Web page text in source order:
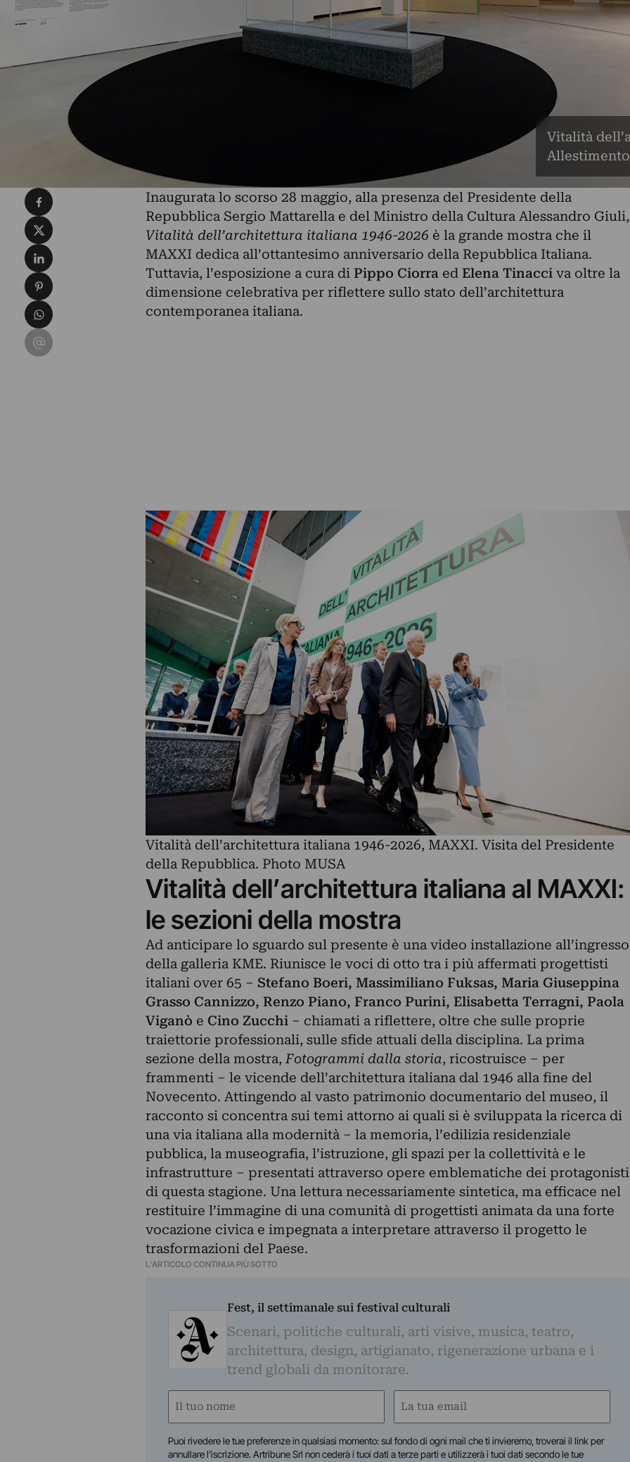
Vitalità
Inaugurata lo scorso 28 maggio, alla presenza del Presidente della
Repubblica Sergio Mattarella e del Ministro della Cultura Alessandro Giuli,
Vitalità dell’architettura italiana 1946-2026 è la grande mostra che il
MAXXI dedica all’ottantesimo anniversario della Repubblica Italiana.
Tuttavia, l’esposizione a cura di Pippo Ciorraed Elena Tinacciva oltre la
dimensione celebrativa per riflettere sullo stato dell’architettura
contemporanea italiana.
Vitalità dell’architettura italiana 1946-2026, MAXXI. Visita del Presidente
della Repubblica. Photo MUSA
Vitalità dell’architettura italiana al MAXXI:
le sezioni della mostra
Ad anticipare lo sguardo sul presente è una video installazione all’ingresso
della galleria KME. Riunisce le voci di otto tra i più affermati progettisti
italiani over 65 – Stefano Boeri, Massimiliano Fuksas, Maria Giuseppina
Grasso Cannizzo, Renzo Piano, Franco Purini, Elisabetta Terragni, Paola
Viganò e Cino Zucchi– chiamati a riflettere, oltre che sulle proprie
traiettorie professionali, sulle sfide attuali della disciplina. La prima
sezione della mostra, Fotogrammi dalla storia, ricostruisce – per
frammenti – le vicende dell’architettura italiana dal 1946 alla fine del
Novecento. Attingendo al vasto patrimonio documentario del museo, il
racconto si concentra sui temi attorno ai quali si è sviluppata la ricerca di
una via italiana alla modernità – la memoria, l’edilizia residenziale
pubblica, la museografia, l’istruzione, gli spazi per la collettività e le
infrastrutture – presentati attraverso opere emblematiche dei protagonisti
di questa stagione. Una lettura necessariamente sintetica, ma efficace nel
restituire l’immagine di una comunità di progettisti animata da una forte
vocazione civica e impegnata a interpretare attraverso il progetto le
trasformazioni del Paese.
L'ARTICOLO CONTINUA PIÙ SOTTO
Fest, il settimanale sui festival culturali
Scenari, politiche culturali, arti visive, musica, teatro,
architettura, design, artigianato, rigenerazione urbana e i
trend globali da monitorare.
Nome
Email
Puoi rivedere le tue preferenze in qualsiasi momento: sul fondo di ogni mail che ti invieremo, troverai il link per
annullare l’iscrizione. Artribune Srl non cederà i tuoi dati a terze parti e utilizzerà i tuoi dati secondo le tue
Condividi su Facebook
Condividi su X
Condividi su LinkedIn
Condividi su Pinterest
Condividi su WhatsApp
Condividi su Email